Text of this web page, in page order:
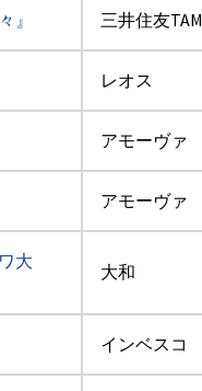
』 三井住友TAM
レオス
アモーヴァ
アモーヴァ
大
大和
インベスコ